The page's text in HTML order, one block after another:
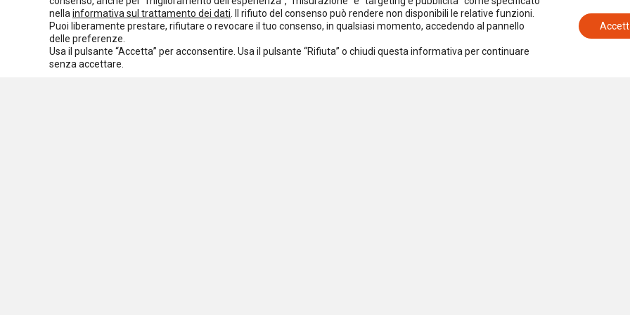
Normativa europea
Rassegna normativa
I seminari di Welforum
Eventi
Spazio ai promotori
nella informativa sul trattamento dei dati . Il rifiuto del consenso può rendere non disponibili le relative funzioni.
Puoi liberamente prestare, rifiutare o revocare il tuo consenso, in qualsiasi momento, accedendo al pannello
delle preferenze.
Usa il pulsante “Accetta” per acconsentire. Usa il pulsante “Rifiuta” o chiudi questa informativa per continuare
senza accettare.